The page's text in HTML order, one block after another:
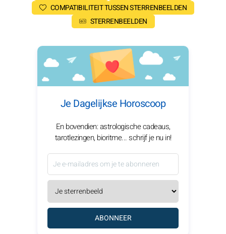
COMPATIBILITEIT TUSSEN STERRENBEELDEN
STERRENBEELDEN
Je Dagelijkse Horoscoop
En bovendien: astrologische cadeaus,
tarotlezingen, bioritme... schrijf je nu in!
ABONNEER